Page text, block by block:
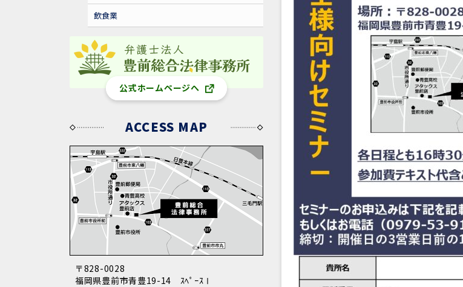
飲食業
公式ホームページへ
ACCESS MAP
〒828-0028
福岡県豊前市青豊19-14 ｽﾍﾟｰｽⅠ